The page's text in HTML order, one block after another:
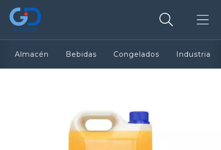
Almacén Bebidas Congelados Industria